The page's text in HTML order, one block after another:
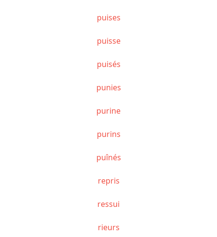
puises
puisse
puisés
punies
purine
purins
puînés
repris
ressui
rieurs